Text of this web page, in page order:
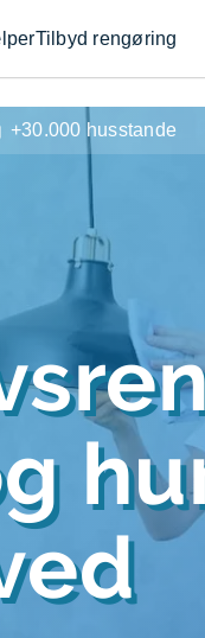
Tilbyd rengøring
+30.000 husstande